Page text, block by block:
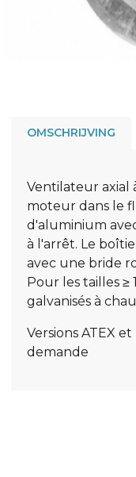
OMSCHRIJVING
Ventilateur axial
moteur dans le
d'aluminium
à l'arrêt. Le
avec une bride
Pour les tailles ≥
galvanisés à
Versions ATEX
demande